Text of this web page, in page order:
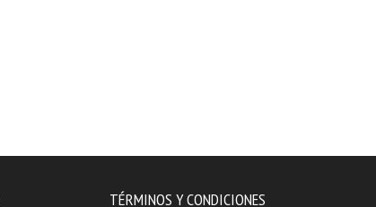
TÉRMINOS Y CONDICIONES